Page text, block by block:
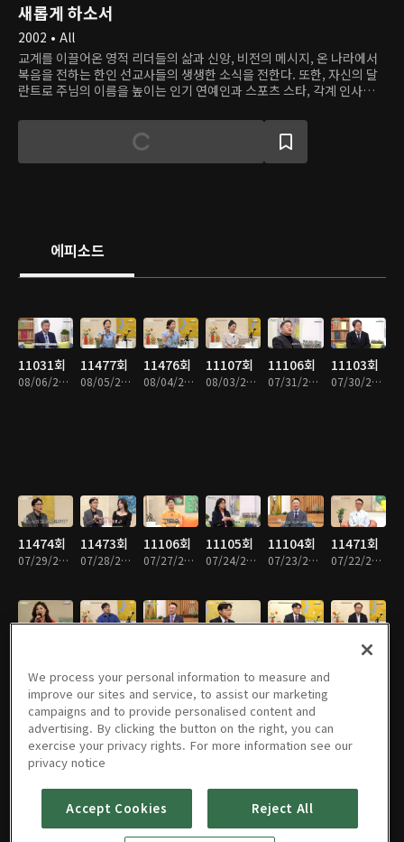
새롭게 하소서
2002 • All
교계를 이끌어온 영적 리더들의 삶과 신앙, 비전의 메시지, 온 나라에서
복음을 전하는 한인 선교사들의 생생한 소식을 전한다. 또한, 자신의 달
란트로 주님의 이름을 높이는 인기 연예인과 스포츠 스타, 각계 인사들의
에피소드
11031회
08/06/2026 • 41분
11477회
08/05/2026 • 44분
11476회
08/04/2026 • 44분
11107회
08/03/2026 • 44분
11106회
07/31/2026 • 43분
11103회
07/30/2026 • 43분
11474회
07/29/2026 • 42분
11473회
07/28/2026 • 43분
11106회
07/27/2026 • 43분
11105회
07/24/2026 • 42분
11104회
07/23/2026 • 42분
11471회
07/22/2026 • 43분
11100회
11099회
07/10/2026 • 42분
11098회 11465회 11464회 11463회 11095회
We process your personal information to measure and
improve our sites and service, to assist our marketing
campaigns and to provide personalised content and
advertising. By clicking the button on the right, you can
exercise your privacy rights. For more information see our
privacy notice
Accept Cookies Reject All